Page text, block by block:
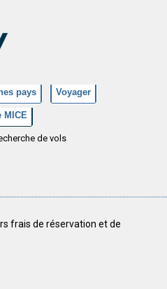
pays Voyager
MICE
de vols
frais de réservation et de